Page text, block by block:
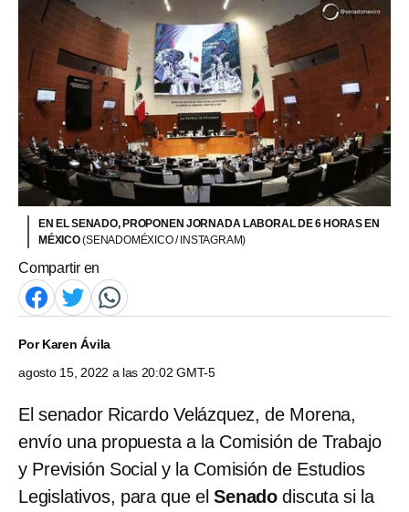
EN EL SENADO, PROPONEN JORNADA LABORAL DE 6 HORAS EN
MÉXICO(SENADOMÉXICO / INSTAGRAM)
Compartir en
PorKaren Ávila
agosto 15, 2022 a las 20:02 GMT-5
El senador Ricardo Velázquez, de Morena,
envío una propuesta a la Comisión de Trabajo
y Previsión Social y la Comisión de Estudios
Legislativos, para que elSenadodiscuta si la